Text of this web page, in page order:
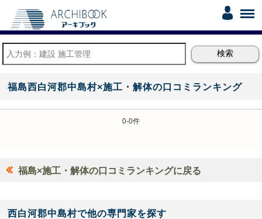
福島西白河郡中島村×施工・解体の口コミランキング
0-0件
福島×施工・解体の口コミランキングに戻る
西白河郡中島村で他の専門家を探す